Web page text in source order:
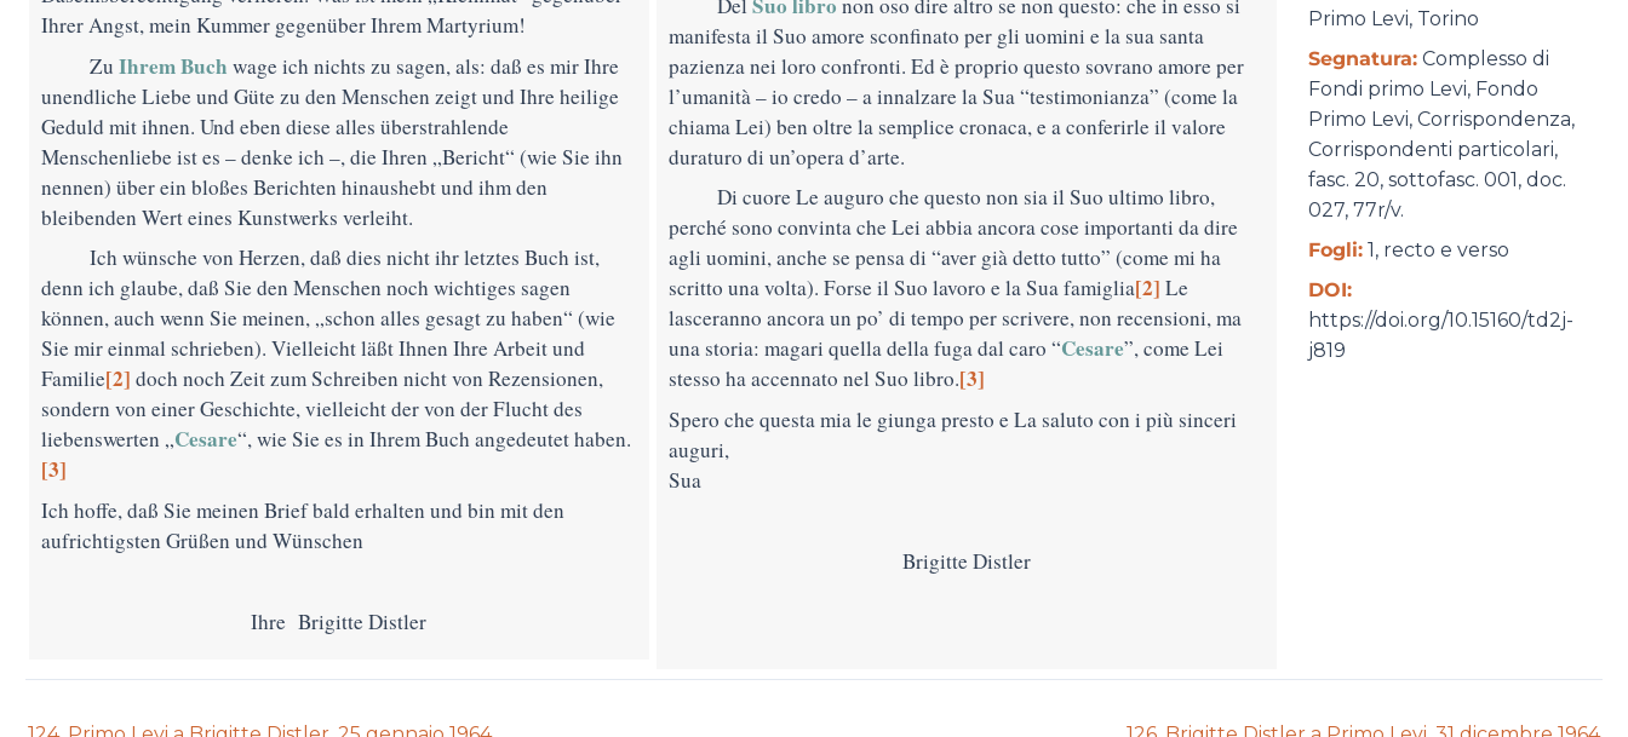
Ihrer Angst, mein Kummer gegenüber Ihrem Martyrium!
Zu Ihrem Buch wage ich nichts zu sagen, als: daß es mir Ihre
unendliche Liebe und Güte zu den Menschen zeigt und Ihre heilige
Geduld mit ihnen. Und eben diese alles überstrahlende
Menschenliebe ist es – denke ich –, die Ihren „Bericht“ (wie Sie ihn
nennen) über ein bloßes Berichten hinaushebt und ihm den
bleibenden Wert eines Kunstwerks verleiht.
Ich wünsche von Herzen, daß dies nicht ihr letztes Buch ist,
denn ich glaube, daß Sie den Menschen noch wichtiges sagen
können, auch wenn Sie meinen, „schon alles gesagt zu haben“ (wie
Sie mir einmal schrieben). Vielleicht läßt Ihnen Ihre Arbeit und
Familie[2] doch noch Zeit zum Schreiben nicht von Rezensionen,
sondern von einer Geschichte, vielleicht der von der Flucht des
liebenswerten „Cesare“, wie Sie es in Ihrem Buch angedeutet haben.
[3]
Ich hoffe, daß Sie meinen Brief bald erhalten und bin mit den
aufrichtigsten Grüßen und Wünschen
Ihre Brigitte Distler
manifesta il Suo amore sconfinato per gli uomini e la sua santa
pazienza nei loro confronti. Ed è proprio questo sovrano amore per
l’umanità – io credo – a innalzare la Sua “testimonianza” (come la
chiama Lei) ben oltre la semplice cronaca, e a conferirle il valore
duraturo di un’opera d’arte.
Di cuore Le auguro che questo non sia il Suo ultimo libro,
perché sono convinta che Lei abbia ancora cose importanti da dire
agli uomini, anche se pensa di “aver già detto tutto” (come mi ha
scritto una volta). Forse il Suo lavoro e la Sua famiglia[2] Le
lasceranno ancora un po’ di tempo per scrivere, non recensioni, ma
una storia: magari quella della fuga dal caro “Cesare”, come Lei
stesso ha accennato nel Suo libro.[3]
Spero che questa mia le giunga presto e La saluto con i più sinceri
auguri,
Sua
Brigitte Distler
Primo Levi, Torino
Segnatura:Complesso di
Fondi primo Levi, Fondo
Primo Levi, Corrispondenza,
Corrispondenti particolari,
fasc. 20, sottofasc. 001, doc.
027, 77r/v.
Fogli:1, recto e verso
DOI:
https://doi.org/10.15160/td2j-
j819